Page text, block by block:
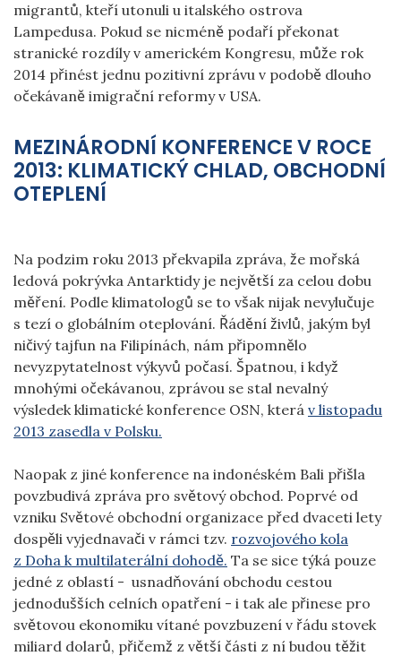
migrantů, kteří utonuli u italského ostrova
Lampedusa. Pokud se nicméně podaří překonat
stranické rozdíly v americkém Kongresu, může rok
2014 přinést jednu pozitivní zprávu v podobě dlouho
očekávaně imigrační reformy v USA.
MEZINÁRODNÍ KONFERENCE V ROCE
2013: KLIMATICKÝ CHLAD, OBCHODNÍ
OTEPLENÍ
Na podzim roku 2013 překvapila zpráva, že mořská
ledová pokrývka Antarktidy je největší za celou dobu
měření. Podle klimatologů se to však nijak nevylučuje
s tezí o globálním oteplování. Řádění živlů, jakým byl
ničivý tajfun na Filipínách, nám připomnělo
nevyzpytatelnost výkyvů počasí. Špatnou, i když
mnohými očekávanou, zprávou se stal nevalný
výsledek klimatické konference OSN, která v listopadu
2013 zasedla v Polsku.
Naopak z jiné konference na indonéském Bali přišla
povzbudivá zpráva pro světový obchod. Poprvé od
vzniku Světové obchodní organizace před dvaceti lety
dospěli vyjednavači v rámci tzv. rozvojového kola
z Doha k multilaterální dohodě. Ta se sice týká pouze
jedné z oblastí - usnadňování obchodu cestou
jednodušších celních opatření - i tak ale přinese pro
světovou ekonomiku vítané povzbuzení v řádu stovek
miliard dolarů, přičemž z větší části z ní budou těžit